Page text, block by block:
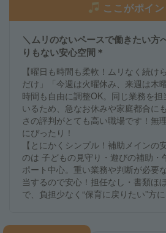
ここがポイン
＼ムリのないペースで働きたい方
りもない安心空間＊
【曜日も時間も柔軟！ムリなく続け
だけ」「今週は火曜休み、来週は木
時間も自由に調整OK。同じ業務を
いるため、急なお休みや家庭都合に
さの評判がとても高い職場です！無
にぴったり！
【とにかくシンプル！補助メインの
のは 子どもの見守り・遊びの補助・
ポート中心。重い業務や判断が必要
当するので安心！担任なし・書類ほ
で、負担少なく“保育に戻りたい”方に